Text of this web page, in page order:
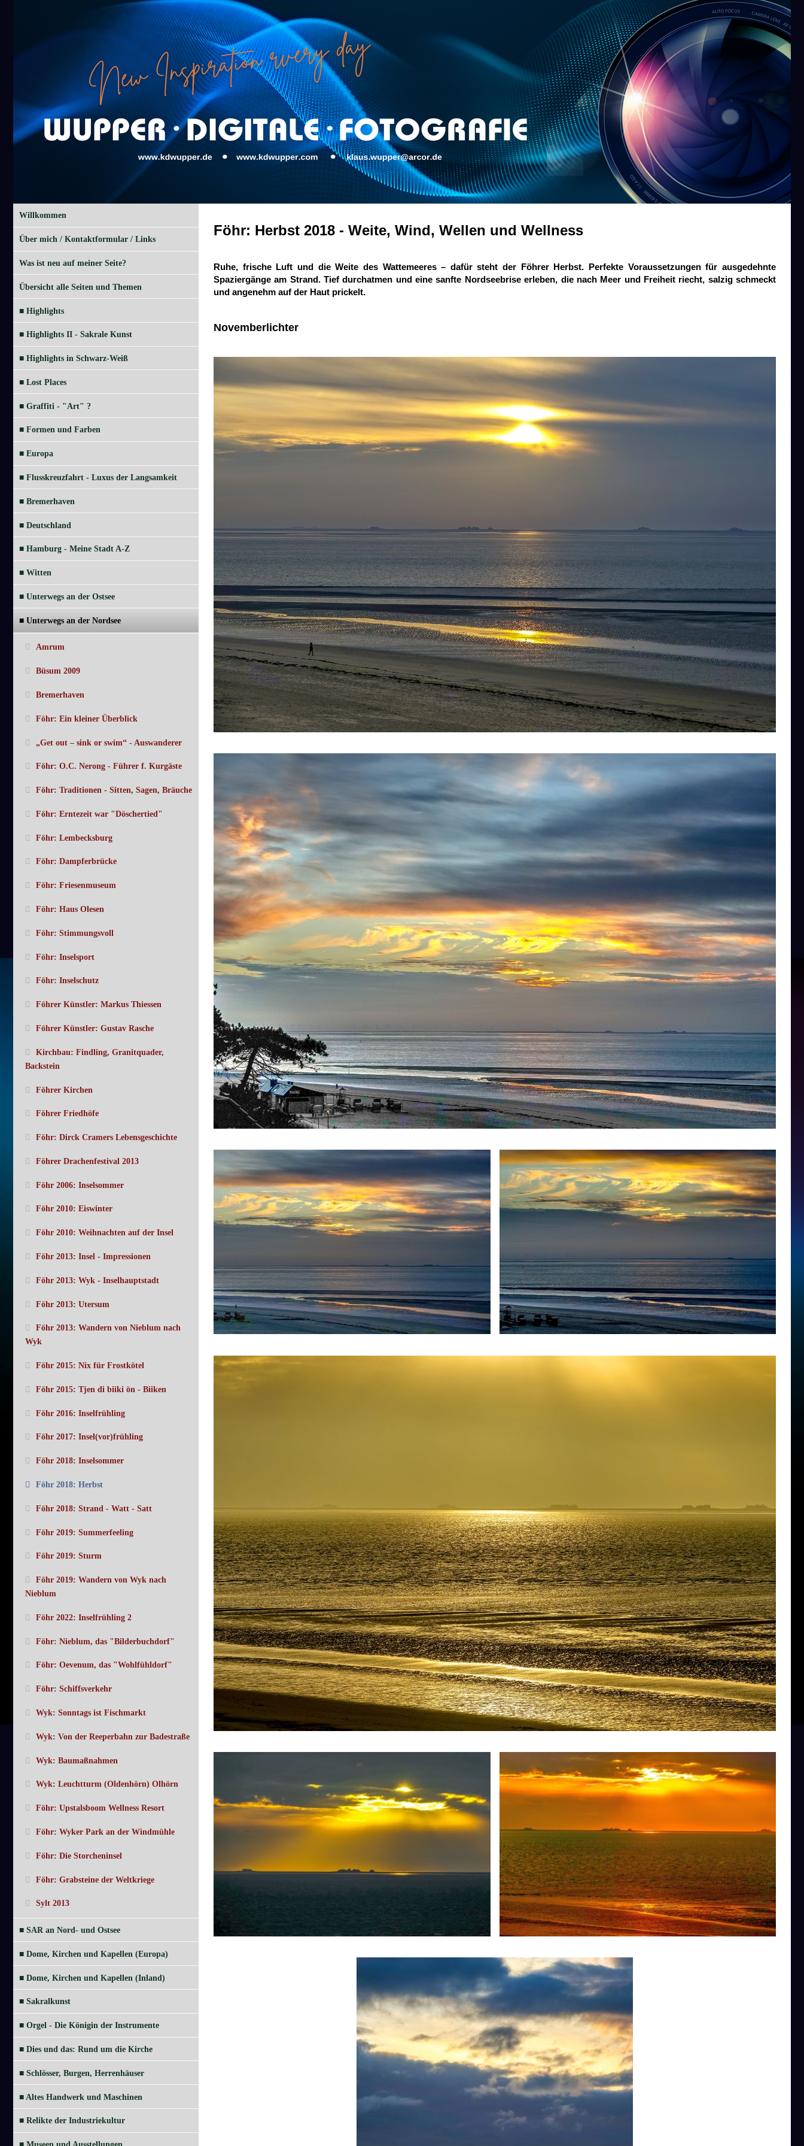
Willkommen
Über mich / Kontaktformular / Links
Was ist neu auf meiner Seite?
Übersicht alle Seiten und Themen
■ Highlights
■ Highlights II - Sakrale Kunst
■ Highlights in Schwarz-Weiß
■ Lost Places
■ Graffiti - "Art" ?
■ Formen und Farben
■ Europa
■ Flusskreuzfahrt - Luxus der Langsamkeit
■ Bremerhaven
■ Deutschland
■ Hamburg - Meine Stadt A-Z
■ Witten
■ Unterwegs an der Ostsee
■ Unterwegs an der Nordsee
Amrum
Büsum 2009
Bremerhaven
Föhr: Ein kleiner Überblick
„Get out – sink or swim“ - Auswanderer
Föhr: O.C. Nerong - Führer f. Kurgäste
Föhr: Traditionen - Sitten, Sagen, Bräuche
Föhr: Erntezeit war "Döschertied"
Föhr: Lembecksburg
Föhr: Dampferbrücke
Föhr: Friesenmuseum
Föhr: Haus Olesen
Föhr: Stimmungsvoll
Föhr: Inselsport
Föhr: Inselschutz
Föhrer Künstler: Markus Thiessen
Föhrer Künstler: Gustav Rasche
Kirchbau: Findling, Granitquader,
Backstein
Föhrer Kirchen
Föhrer Friedhöfe
Föhr: Dirck Cramers Lebensgeschichte
Föhrer Drachenfestival 2013
Föhr 2006: Inselsommer
Föhr 2010: Eiswinter
Föhr 2010: Weihnachten auf der Insel
Föhr 2013: Insel - Impressionen
Föhr 2013: Wyk - Inselhauptstadt
Föhr 2013: Utersum
Föhr 2013: Wandern von Nieblum nach
Wyk
Föhr 2015: Nix für Frostkötel
Föhr 2015: Tjen di biiki ön - Biiken
Föhr 2016: Inselfrühling
Föhr 2017: Insel(vor)frühling
Föhr 2018: Inselsommer
Föhr 2018: Herbst
Föhr 2018: Strand - Watt - Satt
Föhr 2019: Summerfeeling
Föhr 2019: Sturm
Föhr 2019: Wandern von Wyk nach
Nieblum
Föhr 2022: Inselfrühling 2
Föhr: Nieblum, das "Bilderbuchdorf"
Föhr: Oevenum, das "Wohlfühldorf"
Föhr: Schiffsverkehr
Wyk: Sonntags ist Fischmarkt
Wyk: Von der Reeperbahn zur Badestraße
Wyk: Baumaßnahmen
Wyk: Leuchtturm (Oldenhörn) Olhörn
Föhr: Upstalsboom Wellness Resort
Föhr: Wyker Park an der Windmühle
Föhr: Die Storcheninsel
Föhr: Grabsteine der Weltkriege
Sylt 2013
■ SAR an Nord- und Ostsee
■ Dome, Kirchen und Kapellen (Europa)
■ Dome, Kirchen und Kapellen (Inland)
■ Sakralkunst
■ Orgel - Die Königin der Instrumente
■ Dies und das: Rund um die Kirche
■ Schlösser, Burgen, Herrenhäuser
■ Altes Handwerk und Maschinen
■ Relikte der Industriekultur
Föhr: Herbst 2018 - Weite, Wind, Wellen und Wellness
Ruhe, frische Luft und die Weite des Wattemeeres – dafür steht der Föhrer Herbst. Perfekte Voraussetzungen für ausgedehnte
Spaziergänge am Strand. Tief durchatmen und eine sanfte Nordseebrise erleben, die nach Meer und Freiheit riecht, salzig schmeckt
und angenehm auf der Haut prickelt.
Novemberlichter